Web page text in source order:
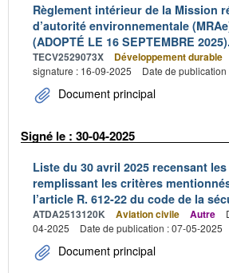
Règlement intérieur de la Mission
d’autorité environnementale
(ADOPTÉ LE 16 SEPTEMBRE 2025).
TECV2529073X Développement durable
signature : 16-09-2025
Date de
Document principal
Signé le : 30-04-2025
Liste du 30 avril 2025 recensant
remplissant les critères
l’article R. 612-22 du code de la
ATDA2513120K Aviation civile Autre
04-2025
Date de publication : 07-05-2025
Document principal